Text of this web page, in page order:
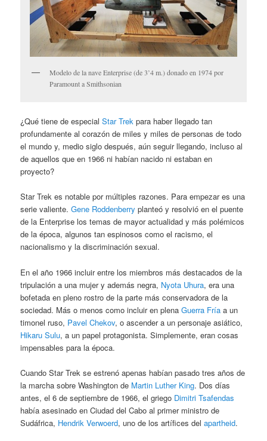
Modelo de la nave Enterprise (de 3’4 m.) donado en 1974 por
Paramount a Smithsonian
¿Qué tiene de especialStar Trek para haber llegado tan
profundamente al corazón de miles y miles de personas de todo
el mundo y, medio siglo después, aún seguir llegando, incluso al
de aquellos que en 1966 ni habían nacido ni estaban en
proyecto?
Star Trek es notable por múltiples razones. Para empezar es una
serie valiente.Gene Roddenberry planteó y resolvió en el puente
de la Enterprise los temas de mayor actualidad y más polémicos
de la época, algunos tan espinosos como el racismo, el
nacionalismo y la discriminación sexual.
En el año 1966 incluir entre los miembros más destacados de la
tripulación a una mujer y además negra, Nyota Uhura, era una
bofetada en pleno rostro de la parte más conservadora de la
sociedad. Más o menos como incluir en plenaGuerra Fría a un
timonel ruso, Pavel Chekov, o ascender a un personaje asiático,
Hikaru Sulu, a un papel protagonista. Simplemente, eran cosas
impensables para la época.
Cuando Star Trek se estrenó apenas habían pasado tres años de
la marcha sobre Washington de Martin Luther King. Dos días
antes, el 6 de septiembre de 1966, el griego Dimitri Tsafendas
había asesinado en Ciudad del Cabo al primer ministro de
Sudáfrica, Hendrik Verwoerd, uno de los artífices delapartheid.